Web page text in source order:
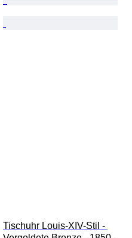
Tischuhr Louis-XIV-Stil -